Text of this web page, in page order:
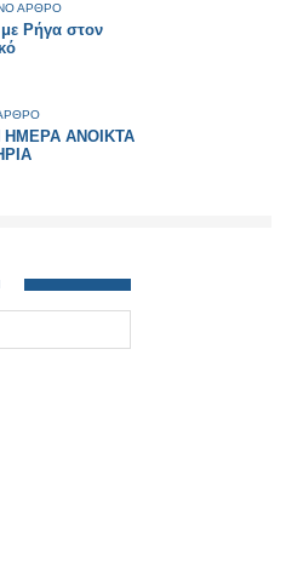
ΑΡΘΡΟ
Ρήγα στον
ΑΝΟΙΚΤΑ